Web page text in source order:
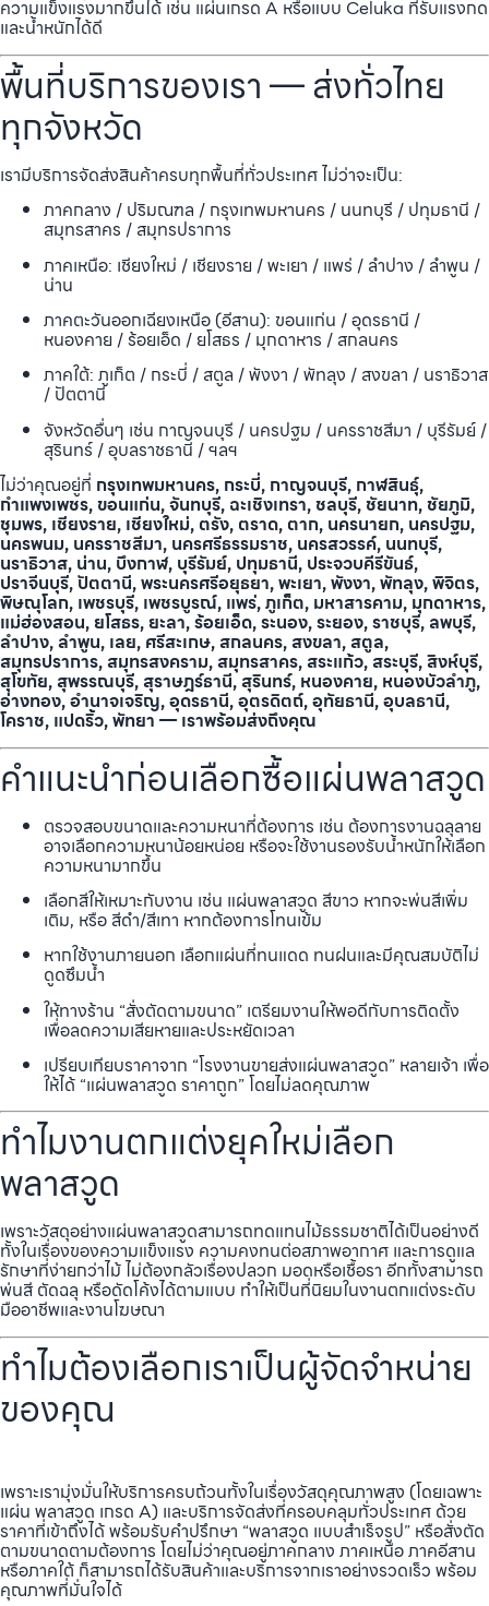
ความแข็งแรงมากขึ้นได้ เช่น แผ่นเกรด A หรือแบบ Celuka ที่รับแรงกด
และน้ำหนักได้ดี
พื้นที่บริการของเรา — ส่งทั่วไทย
ทุกจังหวัด
เรามีบริการจัดส่งสินค้าครบทุกพื้นที่ทั่วประเทศ ไม่ว่าจะเป็น:
ภาคกลาง / ปริมณฑล / กรุงเทพมหานคร / นนทบุรี / ปทุมธานี /
สมุทรสาคร / สมุทรปราการ
ภาคเหนือ: เชียงใหม่ / เชียงราย / พะเยา / แพร่ / ลำปาง / ลำพูน /
น่าน
ภาคตะวันออกเฉียงเหนือ (อีสาน): ขอนแก่น / อุดรธานี /
หนองคาย / ร้อยเอ็ด / ยโสธร / มุกดาหาร / สกลนคร
ภาคใต้: ภูเก็ต / กระบี่ / สตูล / พังงา / พัทลุง / สงขลา / นราธิวาส
/ ปัตตานี
จังหวัดอื่นๆ เช่น กาญจนบุรี / นครปฐม / นครราชสีมา / บุรีรัมย์ /
สุรินทร์ / อุบลราชธานี / ฯลฯ
ไม่ว่าคุณอยู่ที่ กรุงเทพมหานคร, กระบี่, กาญจนบุรี, กาฬสินธุ์,
กำแพงเพชร, ขอนแก่น, จันทบุรี, ฉะเชิงเทรา, ชลบุรี, ชัยนาท, ชัยภูมิ,
ชุมพร, เชียงราย, เชียงใหม่, ตรัง, ตราด, ตาก, นครนายก, นครปฐม,
นครพนม, นครราชสีมา, นครศรีธรรมราช, นครสวรรค์, นนทบุรี,
นราธิวาส, น่าน, บึงกาฬ, บุรีรัมย์, ปทุมธานี, ประจวบคีรีขันธ์,
ปราจีนบุรี, ปัตตานี, พระนครศรีอยุธยา, พะเยา, พังงา, พัทลุง, พิจิตร,
พิษณุโลก, เพชรบุรี, เพชรบูรณ์, แพร่, ภูเก็ต, มหาสารคาม, มุกดาหาร,
แม่ฮ่องสอน, ยโสธร, ยะลา, ร้อยเอ็ด, ระนอง, ระยอง, ราชบุรี, ลพบุรี,
ลำปาง, ลำพูน, เลย, ศรีสะเกษ, สกลนคร, สงขลา, สตูล,
สมุทรปราการ, สมุทรสงคราม, สมุทรสาคร, สระแก้ว, สระบุรี, สิงห์บุรี,
สุโขทัย, สุพรรณบุรี, สุราษฎร์ธานี, สุรินทร์, หนองคาย, หนองบัวลำภู,
อ่างทอง, อำนาจเจริญ, อุดรธานี, อุตรดิตถ์, อุทัยธานี, อุบลธานี,
โคราช, แปดริ้ว, พัทยา — เราพร้อมส่งถึงคุณ
คำแนะนำก่อนเลือกซื้อแผ่นพลาสวูด
ตรวจสอบขนาดและความหนาที่ต้องการ เช่น ต้องการงานฉลุลาย
อาจเลือกความหนาน้อยหน่อย หรือจะใช้งานรองรับน้ำหนักให้เลือก
ความหนามากขึ้น
เลือกสีให้เหมาะกับงาน เช่น แผ่นพลาสวูด สีขาว หากจะพ่นสีเพิ่ม
เติม, หรือ สีดำ/สีเทา หากต้องการโทนเข้ม
หากใช้งานภายนอก เลือกแผ่นที่ทนแดด ทนฝนและมีคุณสมบัติไม่
ดูดซึมน้ำ
ให้ทางร้าน “สั่งตัดตามขนาด” เตรียมงานให้พอดีกับการติดตั้ง
เพื่อลดความเสียหายและประหยัดเวลา
เปรียบเทียบราคาจาก “โรงงานขายส่งแผ่นพลาสวูด” หลายเจ้า เพื่อ
ให้ได้ “แผ่นพลาสวูด ราคาถูก” โดยไม่ลดคุณภาพ
ทำไมงานตกแต่งยุคใหม่เลือก
พลาสวูด
เพราะวัสดุอย่างแผ่นพลาสวูดสามารถทดแทนไม้ธรรมชาติได้เป็นอย่างดี
ทั้งในเรื่องของความแข็งแรง ความคงทนต่อสภาพอากาศ และการดูแล
รักษาที่ง่ายกว่าไม้ ไม่ต้องกลัวเรื่องปลวก มอดหรือเชื้อรา อีกทั้งสามารถ
พ่นสี ตัดฉลุ หรือดัดโค้งได้ตามแบบ ทำให้เป็นที่นิยมในงานตกแต่งระดับ
มืออาชีพและงานโฆษณา
ทำไมต้องเลือกเราเป็นผู้จัดจำหน่าย
ของคุณ
เพราะเรามุ่งมั่นให้บริการครบถ้วนทั้งในเรื่องวัสดุคุณภาพสูง (โดยเฉพาะ
แผ่น พลาสวูด เกรด A) และบริการจัดส่งที่ครอบคลุมทั่วประเทศ ด้วย
ราคาที่เข้าถึงได้ พร้อมรับคำปรึกษา “พลาสวูด แบบสำเร็จรูป” หรือสั่งตัด
ตามขนาดตามต้องการ โดยไม่ว่าคุณอยู่ภาคกลาง ภาคเหนือ ภาคอีสาน
หรือภาคใต้ ก็สามารถได้รับสินค้าและบริการจากเราอย่างรวดเร็ว พร้อม
คุณภาพที่มั่นใจได้